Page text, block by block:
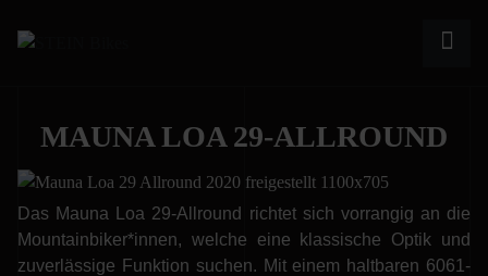
MAUNA LOA 29-ALLROUND
Das Mauna Loa 29-Allround richtet sich vorrangig an die
Mountainbiker*innen, welche eine klassische Optik und
zuverlässige Funktion suchen. Mit einem haltbaren 6061-